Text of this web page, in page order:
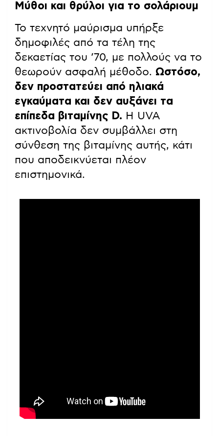
Μύθοι και θρύλοι για το σολάριουμ
Το τεχνητό μαύρισμα υπήρξε
δημοφιλές από τα τέλη της
δεκαετίας του ’70, με πολλούς να το
θεωρούν ασφαλή μέθοδο. Ωστόσο,
δεν προστατεύει από ηλιακά
εγκαύματα και δεν αυξάνει τα
επίπεδα βιταμίνης D. Η UVA
ακτινοβολία δεν συμβάλλει στη
σύνθεση της βιταμίνης αυτής, κάτι
που αποδεικνύεται πλέον
επιστημονικά.